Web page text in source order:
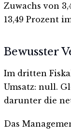
Zuwachs von
13,49 Prozent
Bewusster
Im dritten
Umsatz: null.
darunter die
Das